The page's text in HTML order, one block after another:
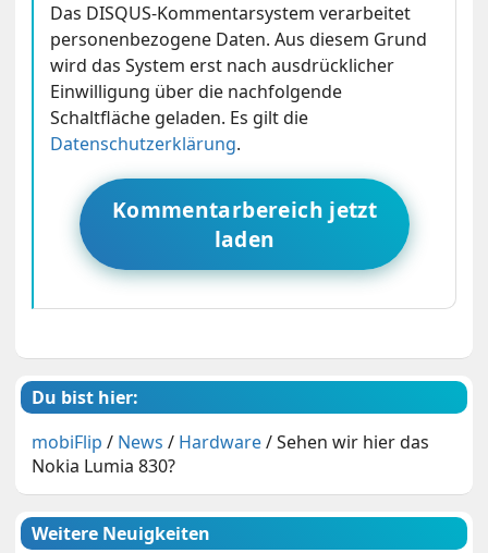
Das DISQUS-Kommentarsystem verarbeitet
personenbezogene Daten. Aus diesem Grund
wird das System erst nach ausdrücklicher
Einwilligung über die nachfolgende
Schaltfläche geladen. Es gilt die
Datenschutzerklärung.
Kommentarbereich jetzt
laden
Du bist hier:
mobiFlip / News / Hardware/Sehen wir hier das
Nokia Lumia 830?
Weitere Neuigkeiten